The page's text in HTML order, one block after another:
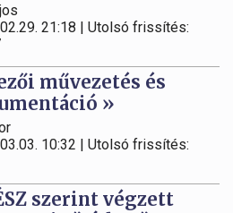
21:18 | Utolsó frissítés:
művezetés és
»
10:32 | Utolsó frissítés:
szerint végzett